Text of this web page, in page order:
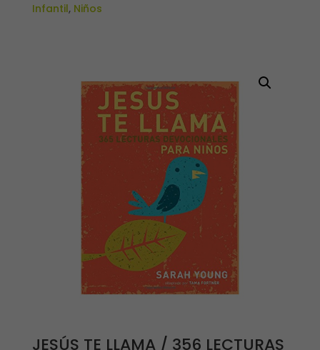
Infantil, Niños
JESÚS TE LLAMA / 356 LECTURAS